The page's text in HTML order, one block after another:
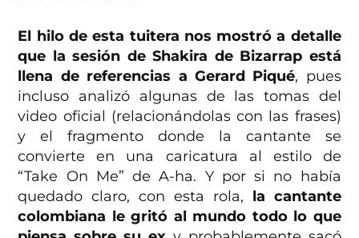
El hilo de esta tuitera nos mostró a detalle
que la sesión de Shakira de Bizarrap está
llena de referencias a Gerard Piqué, pues
incluso analizó algunas de las tomas del
video oficial (relacionándolas con las frases)
y el fragmento donde la cantante se
convierte en una caricatura al estilo de
“Take On Me” de A-ha. Y por si no había
quedado claro, con esta rola, la cantante
colombiana le gritó al mundo todo lo que